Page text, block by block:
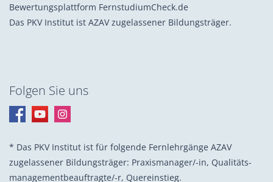
Bewertungsplattform FernstudiumCheck.de
Das PKV Institut ist AZAV zugelassener Bildungsträger.
Folgen Sie uns
* Das PKV Institut ist für folgende Fernlehrgänge AZAV
zugelassener Bildungsträger: Praxis­manager/-in, Quali­täts­
management­beauf­tragte/-r, Quer­einstieg.